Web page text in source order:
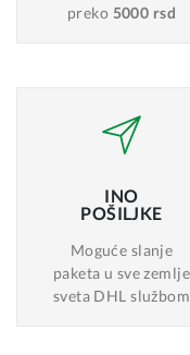
preko 5000 rsd
INO
POŠILJKE
Moguće slanje
paketa u sve zemlje
sveta DHL službom